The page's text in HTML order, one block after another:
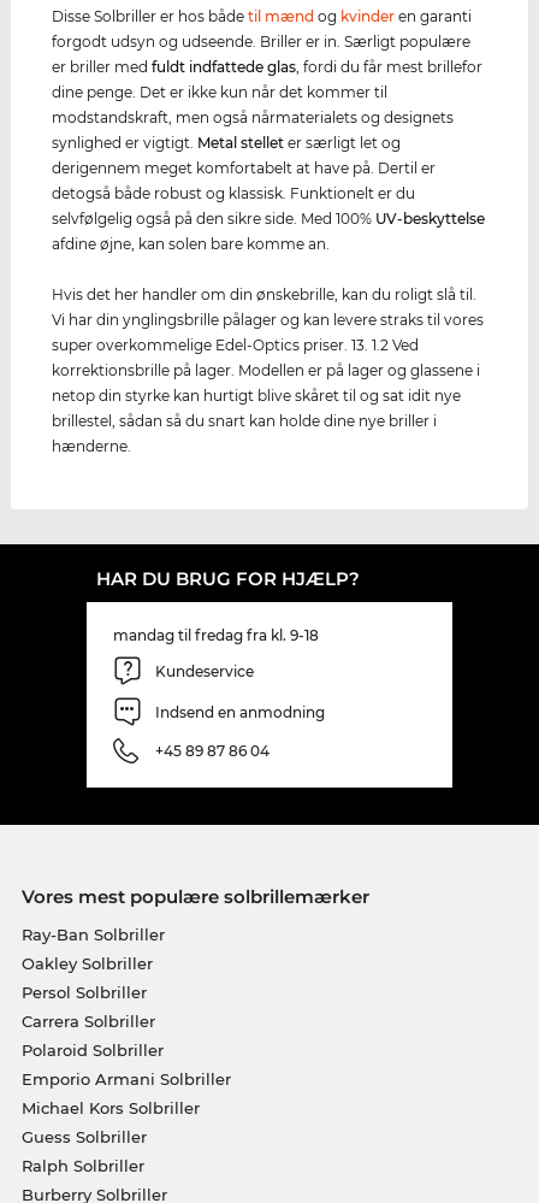
Disse Solbriller er hos bådetil mænd og kvinder en garanti
forgodt udsyn og udseende. Briller er in. Særligt populære
er briller medfuldt indfattede glas, fordi du får mest brillefor
dine penge. Det er ikke kun når det kommer til
modstandskraft, men også nårmaterialets og designets
synlighed er vigtigt. Metal stellet er særligt let og
derigennem meget komfortabelt at have på. Dertil er
detogså både robust og klassisk. Funktionelt er du
selvfølgelig også på den sikre side. Med 100% UV-beskyttelse
afdine øjne, kan solen bare komme an.
Hvis det her handler om din ønskebrille, kan du roligt slå til.
Vi har din ynglingsbrille pålager og kan levere straks til vores
super overkommelige Edel-Optics priser. 13. 1.2 Ved
korrektionsbrille på lager. Modellen er på lager og glassene i
netop din styrke kan hurtigt blive skåret til og sat idit nye
brillestel, sådan så du snart kan holde dine nye briller i
hænderne.
HAR DU BRUG FOR HJÆLP?
mandag til fredag fra kl. 9-18
Kundeservice
Indsend en anmodning
+45 89 87 86 04
Vores mest populære solbrillemærker
Ray-Ban Solbriller
Oakley Solbriller
Persol Solbriller
Carrera Solbriller
Polaroid Solbriller
Emporio Armani Solbriller
Michael Kors Solbriller
Guess Solbriller
Ralph Solbriller
Burberry Solbriller